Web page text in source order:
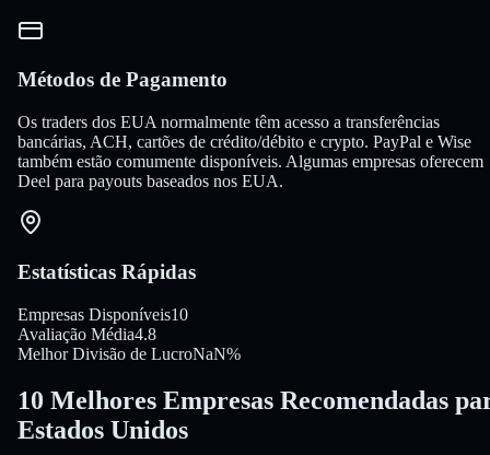
Métodos de Pagamento
Os traders dos EUA normalmente têm acesso a transferências
bancárias, ACH, cartões de crédito/débito e crypto. PayPal e Wise
também estão comumente disponíveis. Algumas empresas oferecem
Deel para payouts baseados nos EUA.
Estatísticas Rápidas
Empresas Disponíveis10
Avaliação Média4.8
Melhor Divisão de LucroNaN%
10 Melhores Empresas Recomendadas
Estados Unidos